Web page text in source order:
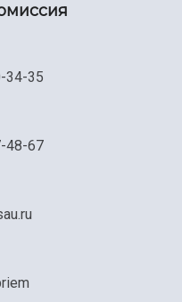
34-35
48-67